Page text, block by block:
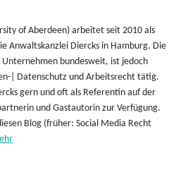
of Aberdeen) arbeitet seit 2010 als
Anwaltskanzlei Diercks in Hamburg. Die
bundesweit, ist jedoch
| Datenschutz und Arbeitsrecht tätig.
gern und oft als Referentin auf der
und Gastautorin zur Verfügung.
Blog (früher: Social Media Recht